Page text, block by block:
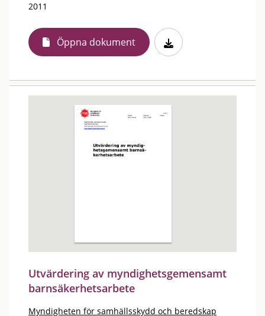
2011
Öppna dokument
Utvärdering av myndighetsgemensamt
barnsäkerhetsarbete
Myndigheten för samhällsskydd och beredskap